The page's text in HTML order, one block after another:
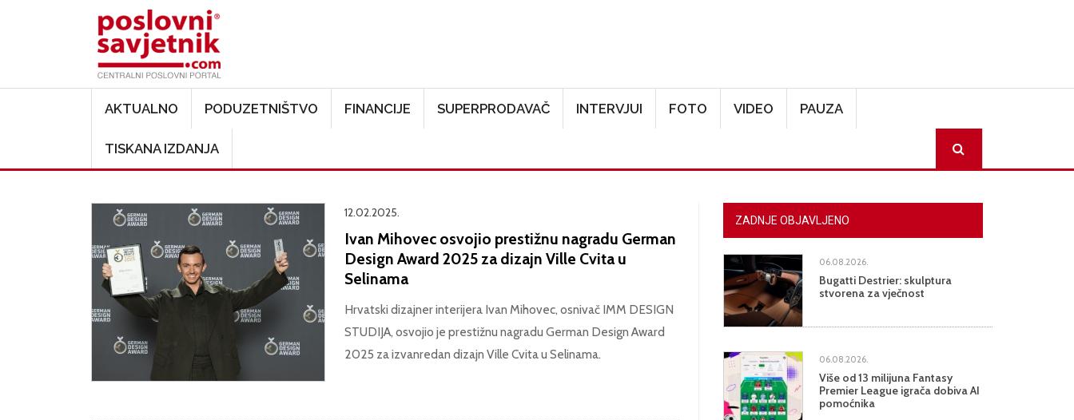
AKTUALNO PODUZETNIŠTVO FINANCIJE SUPERPRODAVAČ INTERVJUI FOTO VIDEO PAUZA
TISKANA IZDANJA
12.02.2025.
Ivan Mihovec osvojio prestižnu nagradu German
Design Award 2025 za dizajn Ville Cvita u
Selinama
Hrvatski dizajner interijera Ivan Mihovec, osnivač IMM DESIGN
STUDIJA, osvojio je prestižnu nagradu German Design Award
2025 za izvanredan dizajn Ville Cvita u Selinama.
ZADNJE OBJAVLJENO
06.08.2026.
Bugatti Destrier: skulptura
stvorena za vječnost
06.08.2026.
Više od 13 milijuna Fantasy
Premier League igrača dobiva AI
pomoćnika